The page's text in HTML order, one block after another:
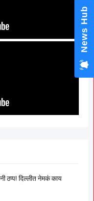
ठप्प! दिल्लीत नेमकं काय
News Hub